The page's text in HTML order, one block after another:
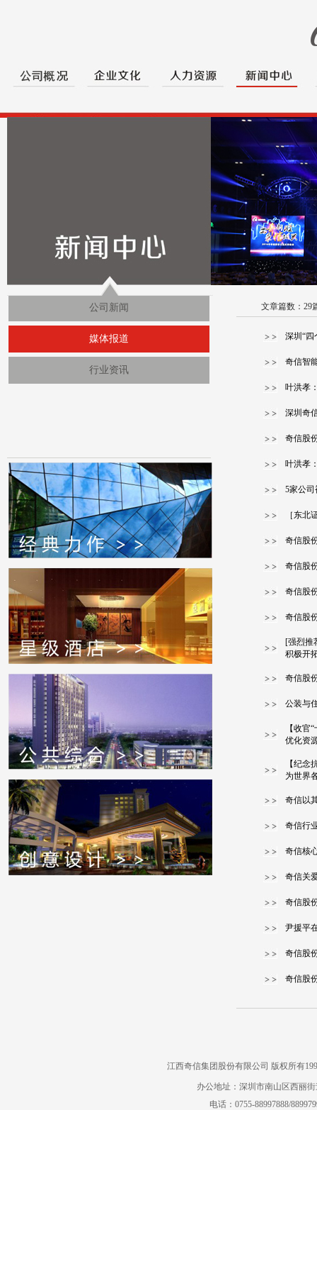
公司新闻
媒体报道
行业资讯
文章篇数： 29
深圳“
奇信智
叶洪孝
深圳奇
奇信股
叶洪孝
5家公
［东
奇信股
奇信股
奇信股
奇信股
[强烈推
积极开
奇信股
公装与
【收官
优化资
【纪念
为世界
奇信以
奇信行
奇信核
奇信关
奇信股
尹援平
奇信股
奇信股
江西奇信集团股份有限公司 版权所有
办公地址：深圳市南山区西丽
电话：0755-88997888/